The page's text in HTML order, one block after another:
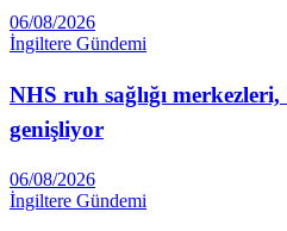
06/08/2026
İngiltere Gündemi
NHS ruh sağlığı
genişliyor
06/08/2026
İngiltere Gündemi